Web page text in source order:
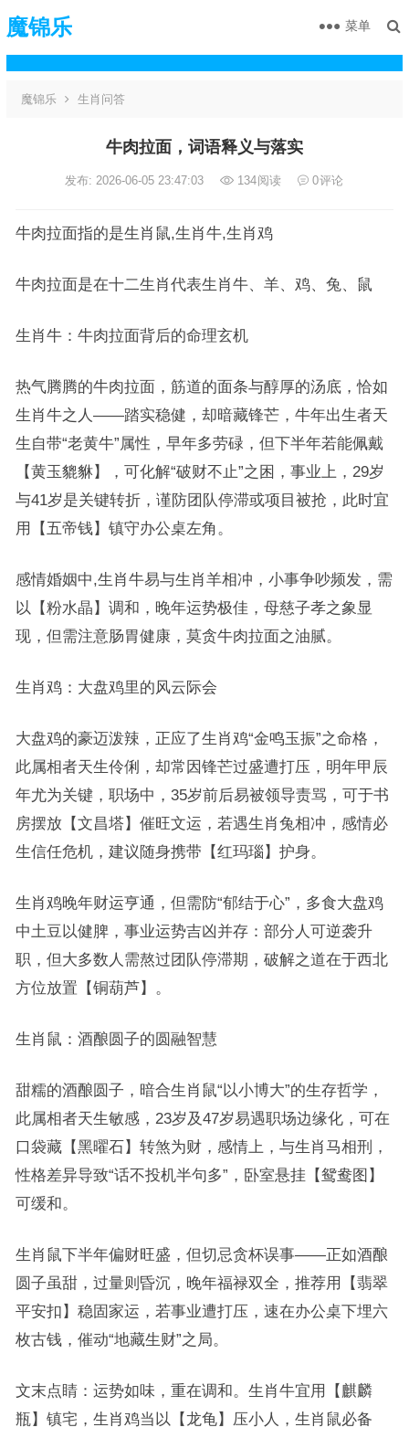
魔锦乐 菜单
魔锦乐 生肖问答
牛肉拉面，词语释义与落实
发布: 2026-06-05 23:47:03 134阅读 0评论
牛肉拉面指的是生肖鼠,生肖牛,生肖鸡
牛肉拉面是在十二生肖代表生肖牛、羊、鸡、兔、鼠
生肖牛：牛肉拉面背后的命理玄机
热气腾腾的牛肉拉面，筋道的面条与醇厚的汤底，恰如
生肖牛之人——踏实稳健，却暗藏锋芒，牛年出生者天
生自带“老黄牛”属性，早年多劳碌，但下半年若能佩戴
【黄玉貔貅】，可化解“破财不止”之困，事业上，29岁
与41岁是关键转折，谨防团队停滞或项目被抢，此时宜
用【五帝钱】镇守办公桌左角。
感情婚姻中,生肖牛易与生肖羊相冲，小事争吵频发，需
以【粉水晶】调和，晚年运势极佳，母慈子孝之象显
现，但需注意肠胃健康，莫贪牛肉拉面之油腻。
生肖鸡：大盘鸡里的风云际会
大盘鸡的豪迈泼辣，正应了生肖鸡“金鸣玉振”之命格，
此属相者天生伶俐，却常因锋芒过盛遭打压，明年甲辰
年尤为关键，职场中，35岁前后易被领导责骂，可于书
房摆放【文昌塔】催旺文运，若遇生肖兔相冲，感情必
生信任危机，建议随身携带【红玛瑙】护身。
生肖鸡晚年财运亨通，但需防“郁结于心”，多食大盘鸡
中土豆以健脾，事业运势吉凶并存：部分人可逆袭升
职，但大多数人需熬过团队停滞期，破解之道在于西北
方位放置【铜葫芦】。
生肖鼠：酒酿圆子的圆融智慧
甜糯的酒酿圆子，暗合生肖鼠“以小博大”的生存哲学，
此属相者天生敏感，23岁及47岁易遇职场边缘化，可在
口袋藏【黑曜石】转煞为财，感情上，与生肖马相刑，
性格差异导致“话不投机半句多”，卧室悬挂【鸳鸯图】
可缓和。
生肖鼠下半年偏财旺盛，但切忌贪杯误事——正如酒酿
圆子虽甜，过量则昏沉，晚年福禄双全，推荐用【翡翠
平安扣】稳固家运，若事业遭打压，速在办公桌下埋六
枚古钱，催动“地藏生财”之局。
文末点睛：运势如味，重在调和。生肖牛宜用【麒麟
瓶】镇宅，生肖鸡当以【龙龟】压小人，生肖鼠必备